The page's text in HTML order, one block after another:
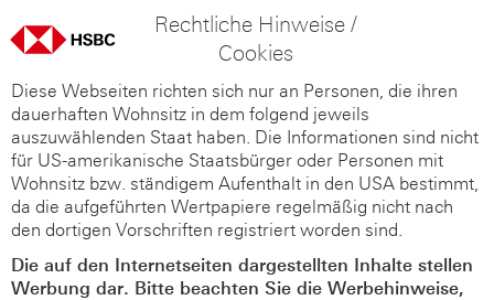
Rechtliche Hinweise /
Cookies
Diese Webseiten richten sich nur an Personen, die ihren
dauerhaften Wohnsitz in dem folgend jeweils
auszuwählenden Staat haben. Die Informationen sind nicht
für US-amerikanische Staatsbürger oder Personen mit
Wohnsitz bzw. ständigem Aufenthalt in den USA bestimmt,
da die aufgeführten Wertpapiere regelmäßig nicht nach
den dortigen Vorschriften registriert worden sind.
Die auf den Internetseiten dargestellten Inhalte stellen
Werbung dar. Bitte beachten Sie die Werbehinweise,